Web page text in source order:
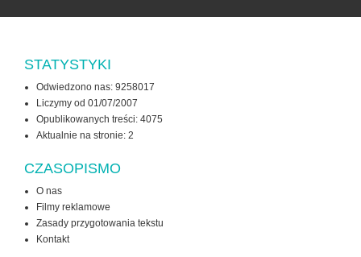
STATYSTYKI
Odwiedzono nas: 9258017
Liczymy od 01/07/2007
Opublikowanych treści: 4075
Aktualnie na stronie: 2
CZASOPISMO
O nas
Filmy reklamowe
Zasady przygotowania tekstu
Kontakt